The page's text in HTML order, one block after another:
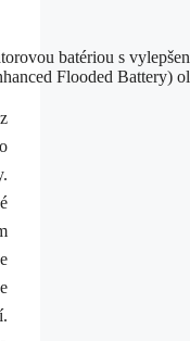
Flooded Battery)